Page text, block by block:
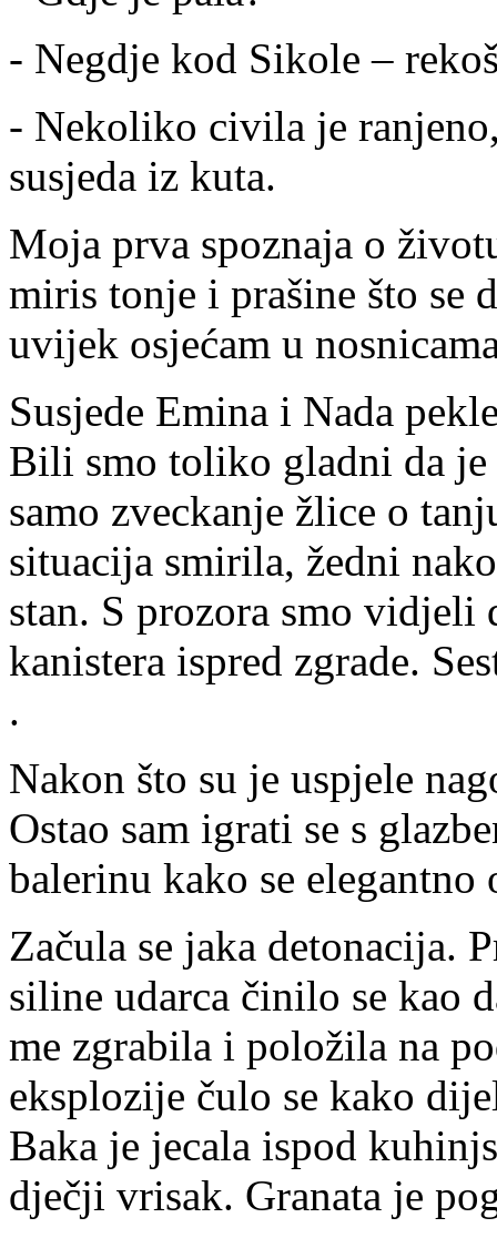
- Negdje kod Sikole –
- Nekoliko civila je
susjeda iz kuta.
Moja prva spoznaja o
miris tonje i prašine što se
uvijek osjećam u
Susjede Emina i Nada
Bili smo toliko gladni da je
samo zveckanje žlice o
situacija smirila, žedni
stan. S prozora smo
kanistera ispred zgrade.
.
Nakon što su je uspjele
Ostao sam igrati se s
balerinu kako se
Začula se jaka detonacija.
siline udarca činilo se kao
me zgrabila i položila na
eksplozije čulo se kako
Baka je jecala ispod
dječji vrisak. Granata je